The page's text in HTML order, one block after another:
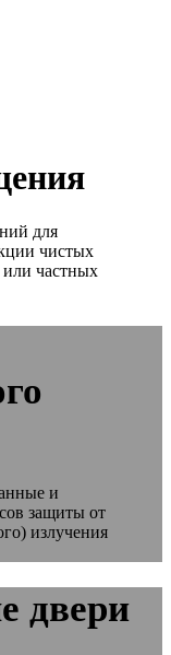
для
чистых
частных
и
защиты от
излучения
двери